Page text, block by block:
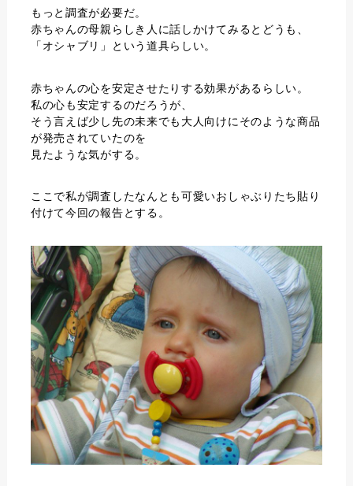
もっと調査が必要だ。
赤ちゃんの母親らしき人に話しかけてみるとどうも、
「オシャブリ」という道具らしい。
赤ちゃんの心を安定させたりする効果があるらしい。
私の心も安定するのだろうが、
そう言えば少し先の未来でも大人向けにそのような商品
が発売されていたのを
見たような気がする。
ここで私が調査したなんとも可愛いおしゃぶりたち貼り
付けて今回の報告とする。